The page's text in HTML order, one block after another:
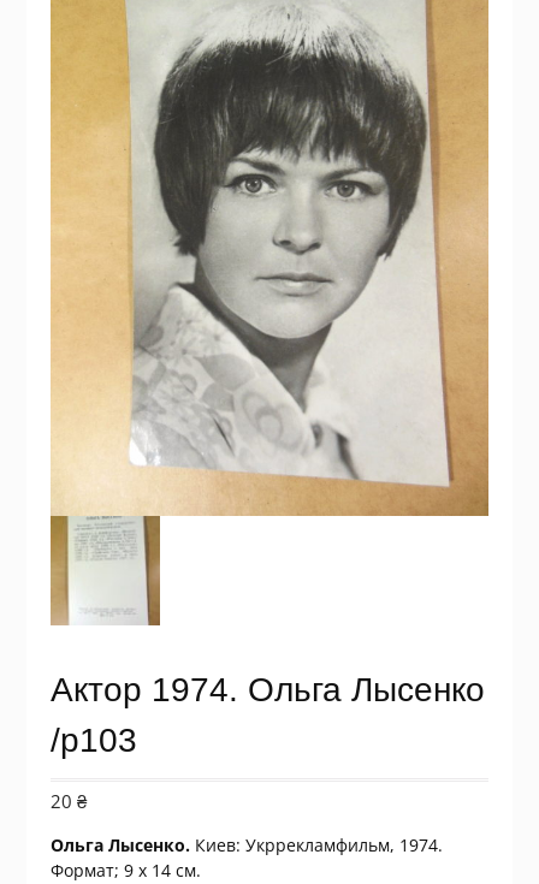
Актор 1974. Ольга Лысенко
/p103
20 ₴
Ольга Лысенко.Киев: Укррекламфильм, 1974.
Формат; 9 х 14 см.